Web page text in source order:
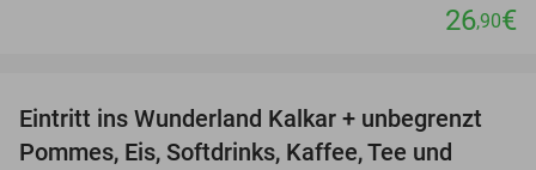
26,90€
32%
Eintritt ins Wunderland Kalkar + unbegrenzt
Pommes, Eis, Softdrinks, Kaffee, Tee und